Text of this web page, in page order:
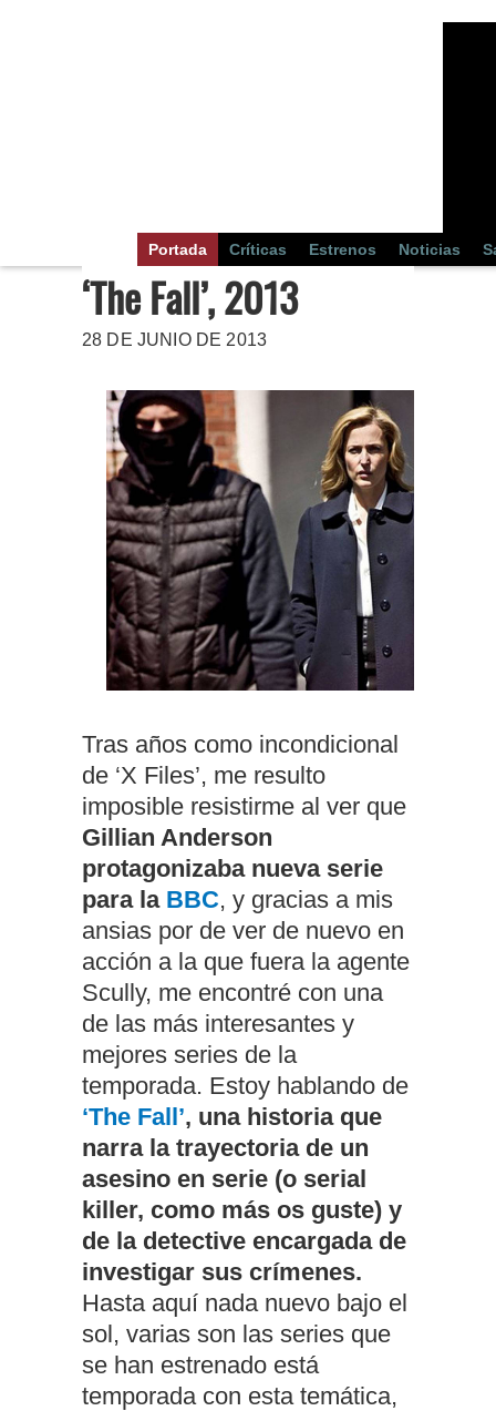
Portada Críticas Estrenos Noticias
‘The Fall’, 2013
28 DE JUNIO DE 2013
Tras años como incondicional
de ‘X Files’, me resulto
imposible resistirme al ver que
Gillian Anderson
protagonizaba nueva serie
para la BBC, y gracias a mis
ansias por de ver de nuevo en
acción a la que fuera la agente
Scully, me encontré con una
de las más interesantes y
mejores series de la
temporada. Estoy hablando de
‘The Fall’, una historia que
narra la trayectoria de un
asesino en serie (o serial
killer, como más os guste) y
de la detective encargada de
investigar sus crímenes.
Hasta aquí nada nuevo bajo el
sol, varias son las series que
se han estrenado está
temporada con esta temática,